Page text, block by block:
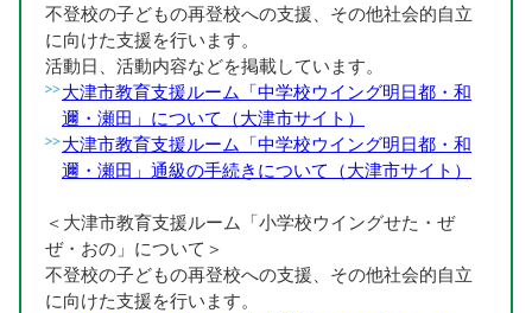
不登校の子どもの再登校への支援、その他社会的自立
に向けた支援を行います。
活動日、活動内容などを掲載しています。
大津市教育支援ルーム「中学校ウイング明日都・和
邇・瀬田」について（大津市サイト）
大津市教育支援ルーム「中学校ウイング明日都・和
邇・瀬田」通級の手続きについて（大津市サイト）
＜大津市教育支援ルーム「小学校ウイングせた・ぜ
ぜ・おの」について＞
不登校の子どもの再登校への支援、その他社会的自立
に向けた支援を行います。